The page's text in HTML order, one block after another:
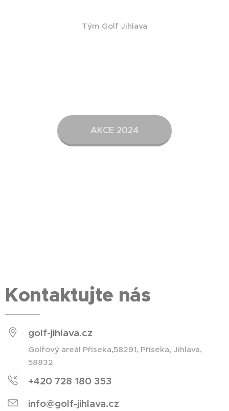
Tým Golf Jihlava
AKCE 2024
Kontaktujte nás
golf-jihlava.cz
Golfový areál Příseka,58291, Příseka, Jihlava,
58832
+420 728 180 353
info@golf-jihlava.cz